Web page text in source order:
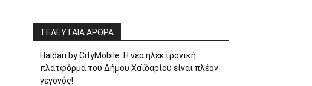
ΤΕΛΕΥΤΑΙΑ ΑΡΘΡΑ
Haidari by CityMobile: Η νέα ηλεκτρονική
πλατφόρμα του Δήμου Χαϊδαρίου είναι πλέον
γεγονός!